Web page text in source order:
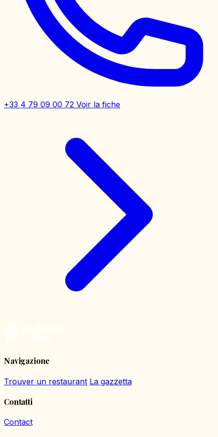
+33 4 79 09 00 72 Voir la fiche
Navigazione
Trouver un restaurant La gazzetta
Contatti
Contact